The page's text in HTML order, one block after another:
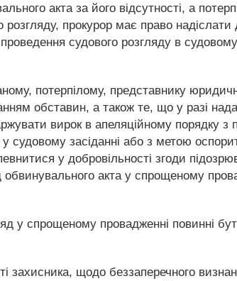
акта за його відсутності, а
прокурор має право
судового розгляду в судовому
потерпілому, представнику
обставин, а також те, що у разі
вирок в апеляційному порядку з
судовому засіданні або з метою
у добровільності згоди
акта у спрощеному
у спрощеному провадженні повинні
захисника, щодо беззаперечного